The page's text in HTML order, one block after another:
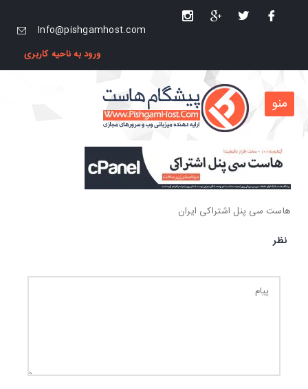
Info@pishgamhost.com
ورود به ناحیه کاربری
منو
هاست سی پنل اشتراکی ایران
نظر